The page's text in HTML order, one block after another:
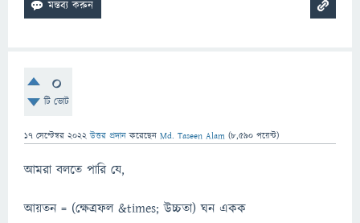
0
টি ভোট
17 সেপ্টেম্বর 2022 উত্তর প্রদান করেছেন Md. Taseen Alam (8,590 পয়েন্ট)
আমরা বলতে পারি যে,
আয়তন = (ক্ষেত্রফল &times; উচ্চতা) ঘন একক